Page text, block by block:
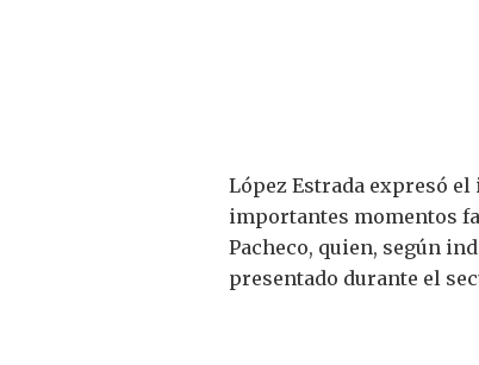
López Estrada expresó
importantes momentos
Pacheco, quien, según
presentado durante el